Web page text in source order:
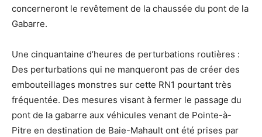
concerneront le revêtement de la chaussée du pont de la
Gabarre.
Une cinquantaine d’heures de perturbations routières :
Des perturbations qui ne manqueront pas de créer des
embouteillages monstres sur cette RN1 pourtant très
fréquentée. Des mesures visant à fermer le passage du
pont de la gabarre aux véhicules venant de Pointe-à-
Pitre en destination de Baie-Mahault ont été prises par